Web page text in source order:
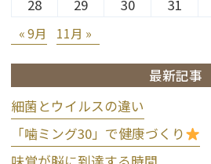
28
29 30 31
« 9月 11月 »
最新記事
細菌とウイルスの違い
「噛ミング30」で健康づくり